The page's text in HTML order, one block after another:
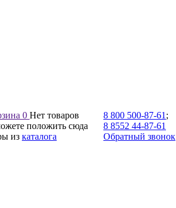
0 Нет товаров
положить сюда
из каталога
8 800 500-87-61 ;
8 8552 44-87-61
Обратный звонок